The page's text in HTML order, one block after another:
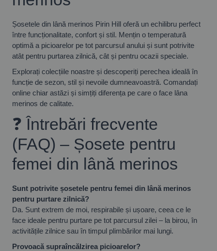
Șosetele din lână merinos Pirin Hill oferă un echilibru perfect
între funcționalitate, confort și stil. Mențin o temperatură
optimă a picioarelor pe tot parcursul anului și sunt potrivite
atât pentru purtarea zilnică, cât și pentru ocazii speciale.
Explorați colecțiile noastre și descoperiți perechea ideală în
funcție de sezon, stil și nevoile dumneavoastră. Comandați
online chiar astăzi și simțiți diferența pe care o face lâna
merinos de calitate.
❓ Întrebări frecvente
(FAQ) – Șosete pentru
femei din lână merinos
Sunt potrivite șosetele pentru femei din lână merinos
pentru purtare zilnică?
Da. Sunt extrem de moi, respirabile și ușoare, ceea ce le
face ideale pentru purtare pe tot parcursul zilei – la birou, în
activitățile zilnice sau în timpul plimbărilor mai lungi.
Provoacă supraîncălzirea picioarelor?